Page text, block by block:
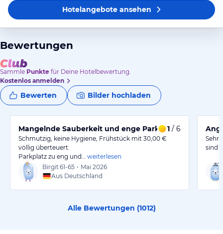
Hotelangeboteansehen
Bewertungen
Sammle Punkte für Deine Hotelbewertung.
Kostenlos anmelden
Bewerten Bilder hochladen
Mangelnde Sauberkeit und enge 1 / 6
Schmutzig, keine Hygiene, Frühstück mit 30,00 €
völlig überteuert.
Parkplatz zu eng und…
weiterlesen
Birgit 61-65 • Mai 2026
Aus Deutschland
Sehr
sind
Alle Bewertungen (1012)